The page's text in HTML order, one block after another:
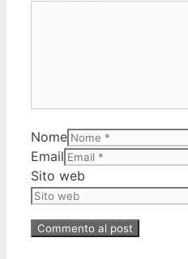
Nome
Email
Sito web